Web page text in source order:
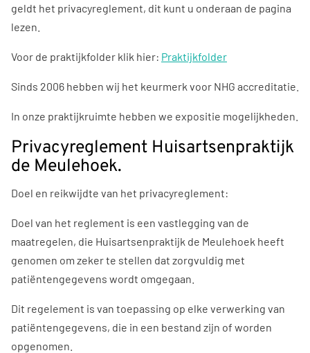
geldt het privacyreglement, dit kunt u onderaan de pagina
lezen.
Voor de praktijkfolder klik hier: Praktijkfolder
Sinds 2006 hebben wij het keurmerk voor NHG accreditatie.
In onze praktijkruimte hebben we expositie mogelijkheden.
Privacyreglement Huisartsenpraktijk
de Meulehoek.
Doel en reikwijdte van het privacyreglement:
Doel van het reglement is een vastlegging van de
maatregelen, die Huisartsenpraktijk de Meulehoek heeft
genomen om zeker te stellen dat zorgvuldig met
patiëntengegevens wordt omgegaan.
Dit regelement is van toepassing op elke verwerking van
patiëntengegevens, die in een bestand zijn of worden
opgenomen.